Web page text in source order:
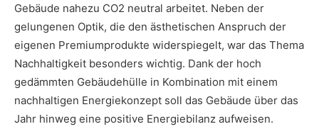
Gebäude nahezu CO2 neutral arbeitet. Neben der
gelungenen Optik, die den ästhetischen Anspruch der
eigenen Premiumprodukte widerspiegelt, war das Thema
Nachhaltigkeit besonders wichtig. Dank der hoch
gedämmten Gebäudehülle in Kombination mit einem
nachhaltigen Energiekonzept soll das Gebäude über das
Jahr hinweg eine positive Energiebilanz aufweisen.